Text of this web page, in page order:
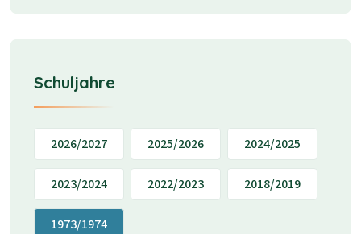
Schuljahre
2026/2027 2025/2026 2024/2025
2023/2024 2022/2023 2018/2019
1973/1974